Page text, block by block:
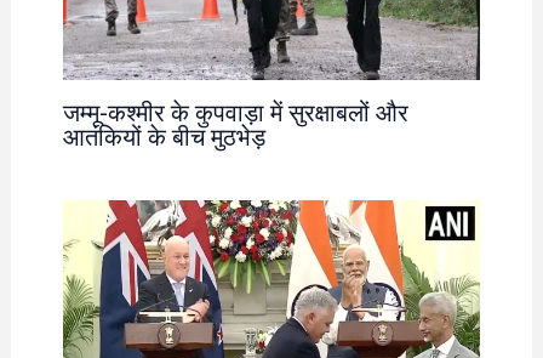
जम्मू-कश्मीर के कुपवाड़ा में सुरक्षाबलों और
आतंकियों के बीच मुठभेड़